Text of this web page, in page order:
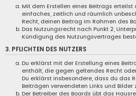
Mit dem Erstellen eines Beitrags erteilst
einfaches, zeitlich und räumlich
Recht, deinen Beitrag im Rahmen des
Das Nutzungsrecht nach Punkt 2,
Kündigung des Nutzungsvertrages
3. PFLICHTEN DES NUTZERS
Du erklärst mit der Erstellung eines
enthält, die gegen geltendes Recht
Du erklärst insbesondere, dass du das
Beiträgen verwendeten Links und Bilder
Der Betreiber des Boards übt das